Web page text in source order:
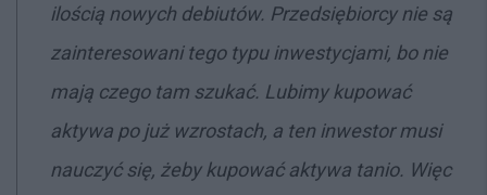
ilością nowych debiutów. Przedsiębiorcy nie są
zainteresowani tego typu inwestycjami, bo nie
mają czego tam szukać. Lubimy kupować
aktywa po już wzrostach, a ten inwestor musi
nauczyć się, żeby kupować aktywa tanio. Więc